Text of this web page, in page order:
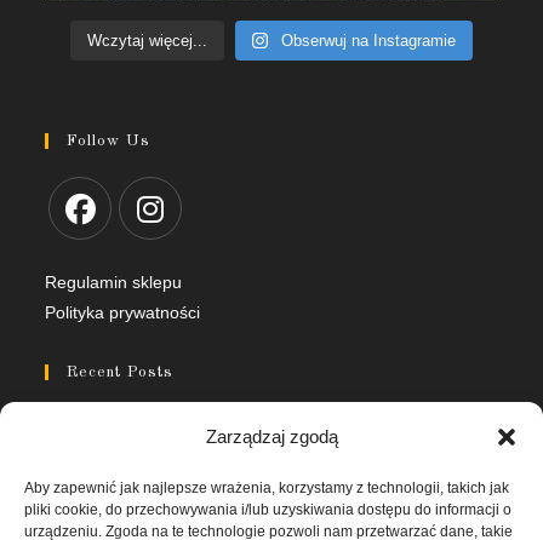
Zarządzaj zgodą
Aby zapewnić jak najlepsze wrażenia, korzystamy z technologii, takich jak
pliki cookie, do przechowywania i/lub uzyskiwania dostępu do informacji o
urządzeniu. Zgoda na te technologie pozwoli nam przetwarzać dane, takie
Wczytaj więcej... Obserwuj na Instagramie
Follow Us
Regulamin sklepu
Polityka prywatności
Recent Posts
Jak pracować z tablicą do wahadła